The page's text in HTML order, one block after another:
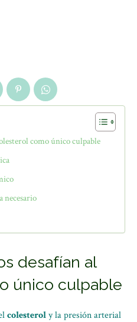
como único culpable
necesario
desafían al
único culpable
colesteroly la presión arterial